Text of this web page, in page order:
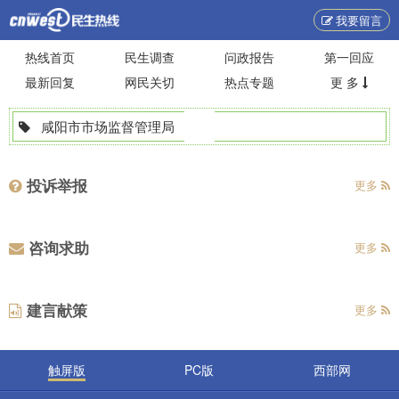
我要留言
热线首页 民生调查 问政报告
第一回应
最新回复
网民关切 热点专题 更 多
咸阳市市场监督管理局
投诉举报 更多
咨询求助 更多
建言献策 更多
触屏版 PC版 西部网